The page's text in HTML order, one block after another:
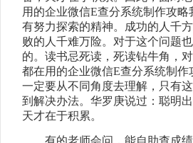
用的企业微信E查分系统制作攻略
有努力探索的精神。成功的人千
败的人千难万险。对于这个问题
的。读书忌死读，死读钻牛角，
都在用的企业微信E查分系统制作
一定要从不同角度去理解，只有
到解决办法。华罗庚说过：聪明出
天才在于积累。